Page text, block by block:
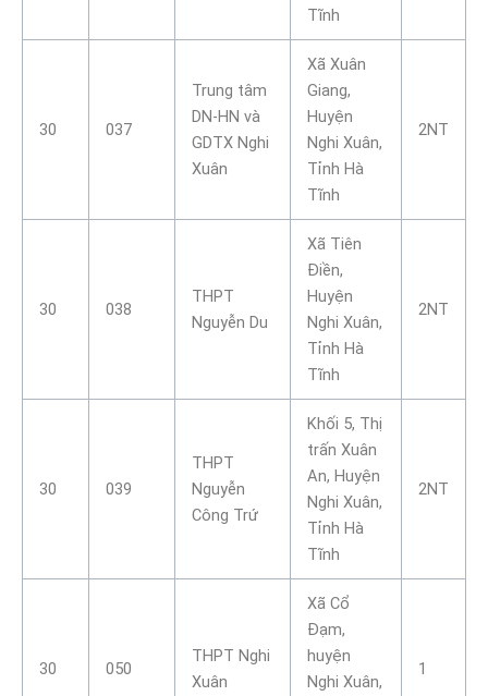
Tĩnh
30 037
Trung tâm
DN-HN và
GDTX Nghi
Xuân
Xã Xuân
Giang,
Huyện
Nghi Xuân,
Tỉnh Hà
Tĩnh
2NT
30 038
THPT
Nguyễn Du
Xã Tiên
Điền,
Huyện
Nghi Xuân,
Tỉnh Hà
Tĩnh
2NT
30 039
THPT
Nguyễn
Công Trứ
Khối 5, Thị
trấn Xuân
An, Huyện
Nghi Xuân,
Tỉnh Hà
Tĩnh
2NT
30 050
THPT Nghi
Xuân
Xã Cổ
Đạm,
huyện
Nghi Xuân,
1